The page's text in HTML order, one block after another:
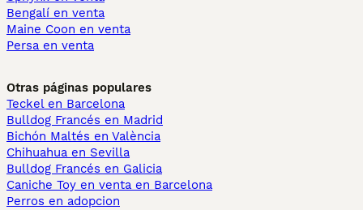
Bengalí en venta
Maine Coon en venta
Persa en venta
Otras páginas populares
Teckel en Barcelona
Bulldog Francés en Madrid
Bichón Maltés en València
Chihuahua en Sevilla
Bulldog Francés en Galicia
Caniche Toy en venta en Barcelona
Perros en adopcion